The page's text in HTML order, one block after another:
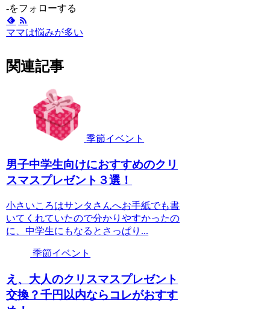
-をフォローする
ママは悩みが多い
関連記事
季節イベント
男子中学生向けにおすすめのクリ
スマスプレゼント３選！
小さいころはサンタさんへお手紙でも書
いてくれていたので分かりやすかったの
に、中学生にもなるとさっぱり...
季節イベント
え、大人のクリスマスプレゼント
交換？千円以内ならコレがおすす